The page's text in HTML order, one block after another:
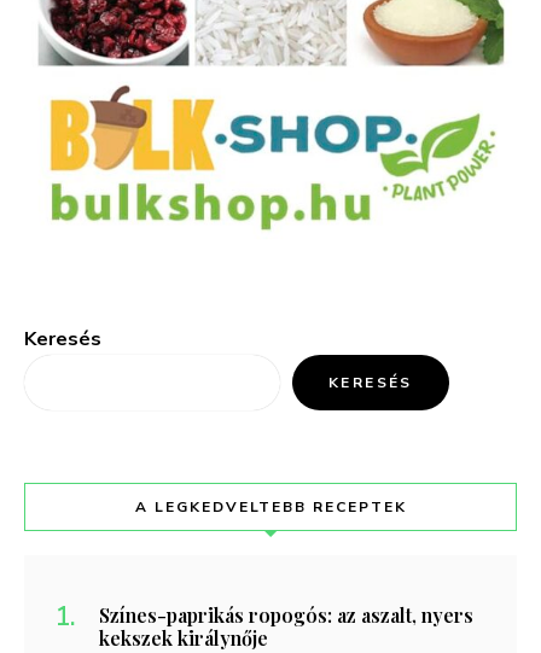
Keresés
KERESÉS
A LEGKEDVELTEBB RECEPTEK
Színes-paprikás ropogós: az aszalt, nyers
kekszek királynője